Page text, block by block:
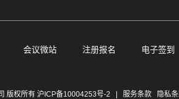
会议微站 注册报名 电子签到
版权所有 沪ICP备10004253号-2 服务条款
隐私